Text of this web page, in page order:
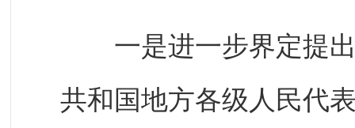
一是进一步界定提出
共和国地方各级人民代